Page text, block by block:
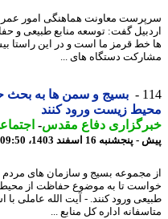
معاونت هماهنگی امور عمرانی
گفت: توسعه منابع طبیعی و
قرمز ما است و در این راستا بیش از
دستگاه های ...
بسیج و سمن ها به بحث
زیست ورود کنند
دفاع مقدس-اجتماعی-
16 اسفند 1403، 09:50
بسیج و سازمان های مردم نهاد
تا به موضوع حفاظت از محیط
ورود کنند. - آیت الله عاملی با
اداره کل منابع ...